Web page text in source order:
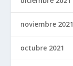
noviembre 2021
octubre 2021